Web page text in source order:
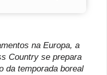
na Europa, a
Country se prepara
da temporada boreal